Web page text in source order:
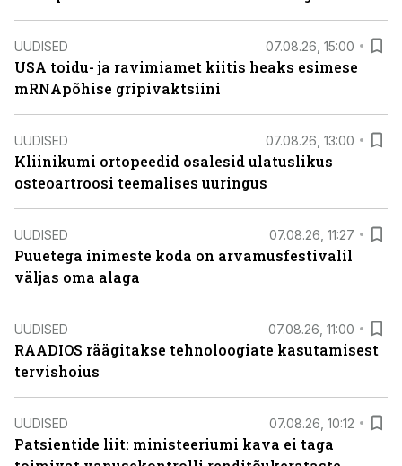
UUDISED 07.08.26, 15:00
USA toidu- ja ravimiamet kiitis heaks esimese
mRNApõhise gripivaktsiini
UUDISED 07.08.26, 13:00
Kliinikumi ortopeedid osalesid ulatuslikus
osteoartroosi teemalises uuringus
UUDISED 07.08.26, 11:27
Puuetega inimeste koda on arvamusfestivalil
väljas oma alaga
UUDISED 07.08.26, 11:00
RAADIOS räägitakse tehnoloogiate kasutamisest
tervishoius
UUDISED 07.08.26, 10:12
Patsientide liit: ministeeriumi kava ei taga